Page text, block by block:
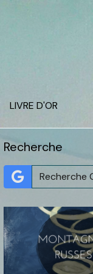
LIVRE D'OR
Recherche